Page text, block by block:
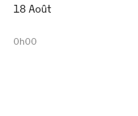
18 Août
0h00